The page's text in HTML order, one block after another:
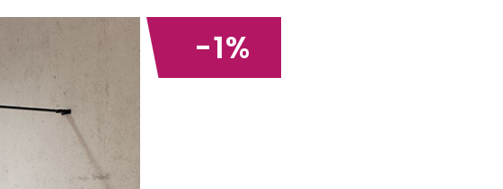
-1%